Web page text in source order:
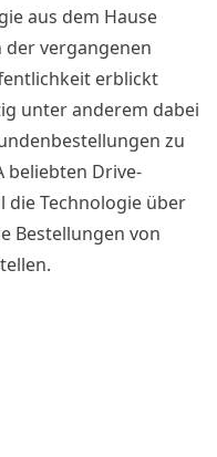
aus dem Hause
vergangenen
erblickt
unter anderem dabei
zu
beliebten Drive-
die Technologie über
Bestellungen von